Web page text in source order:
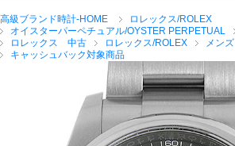
ブランドから探す
高級ブランド時計-HOME
ロレックス/ROLEX
オイスターパーペチュアル/OYSTER PERPETUAL
ロレックス 中古
ロレックス/ROLEX
メンズ
キャッシュバック対象商品